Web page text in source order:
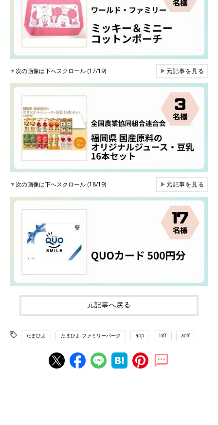
▼次の画像は下へスクロール (17/19) ▶元記事を見る
▼次の画像は下へスクロール (18/19) ▶元記事を見る
元記事へ戻る
たまひよ たまひよ ファミリーパーク app loff aoff